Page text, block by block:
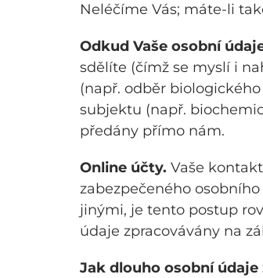
Neléčíme Vás; máte-li
Odkud Vaše osobní
sdělíte (čímž se myslí i
(např. odběr
subjektu (např.
předány přímo nám.
Online účty. Vaše
zabezpečeného
jinými, je tento postup
údaje zpracovávány na
Jak dlouho osobní údaje